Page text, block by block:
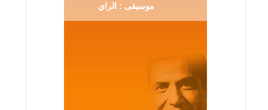
موسيقى : الراي